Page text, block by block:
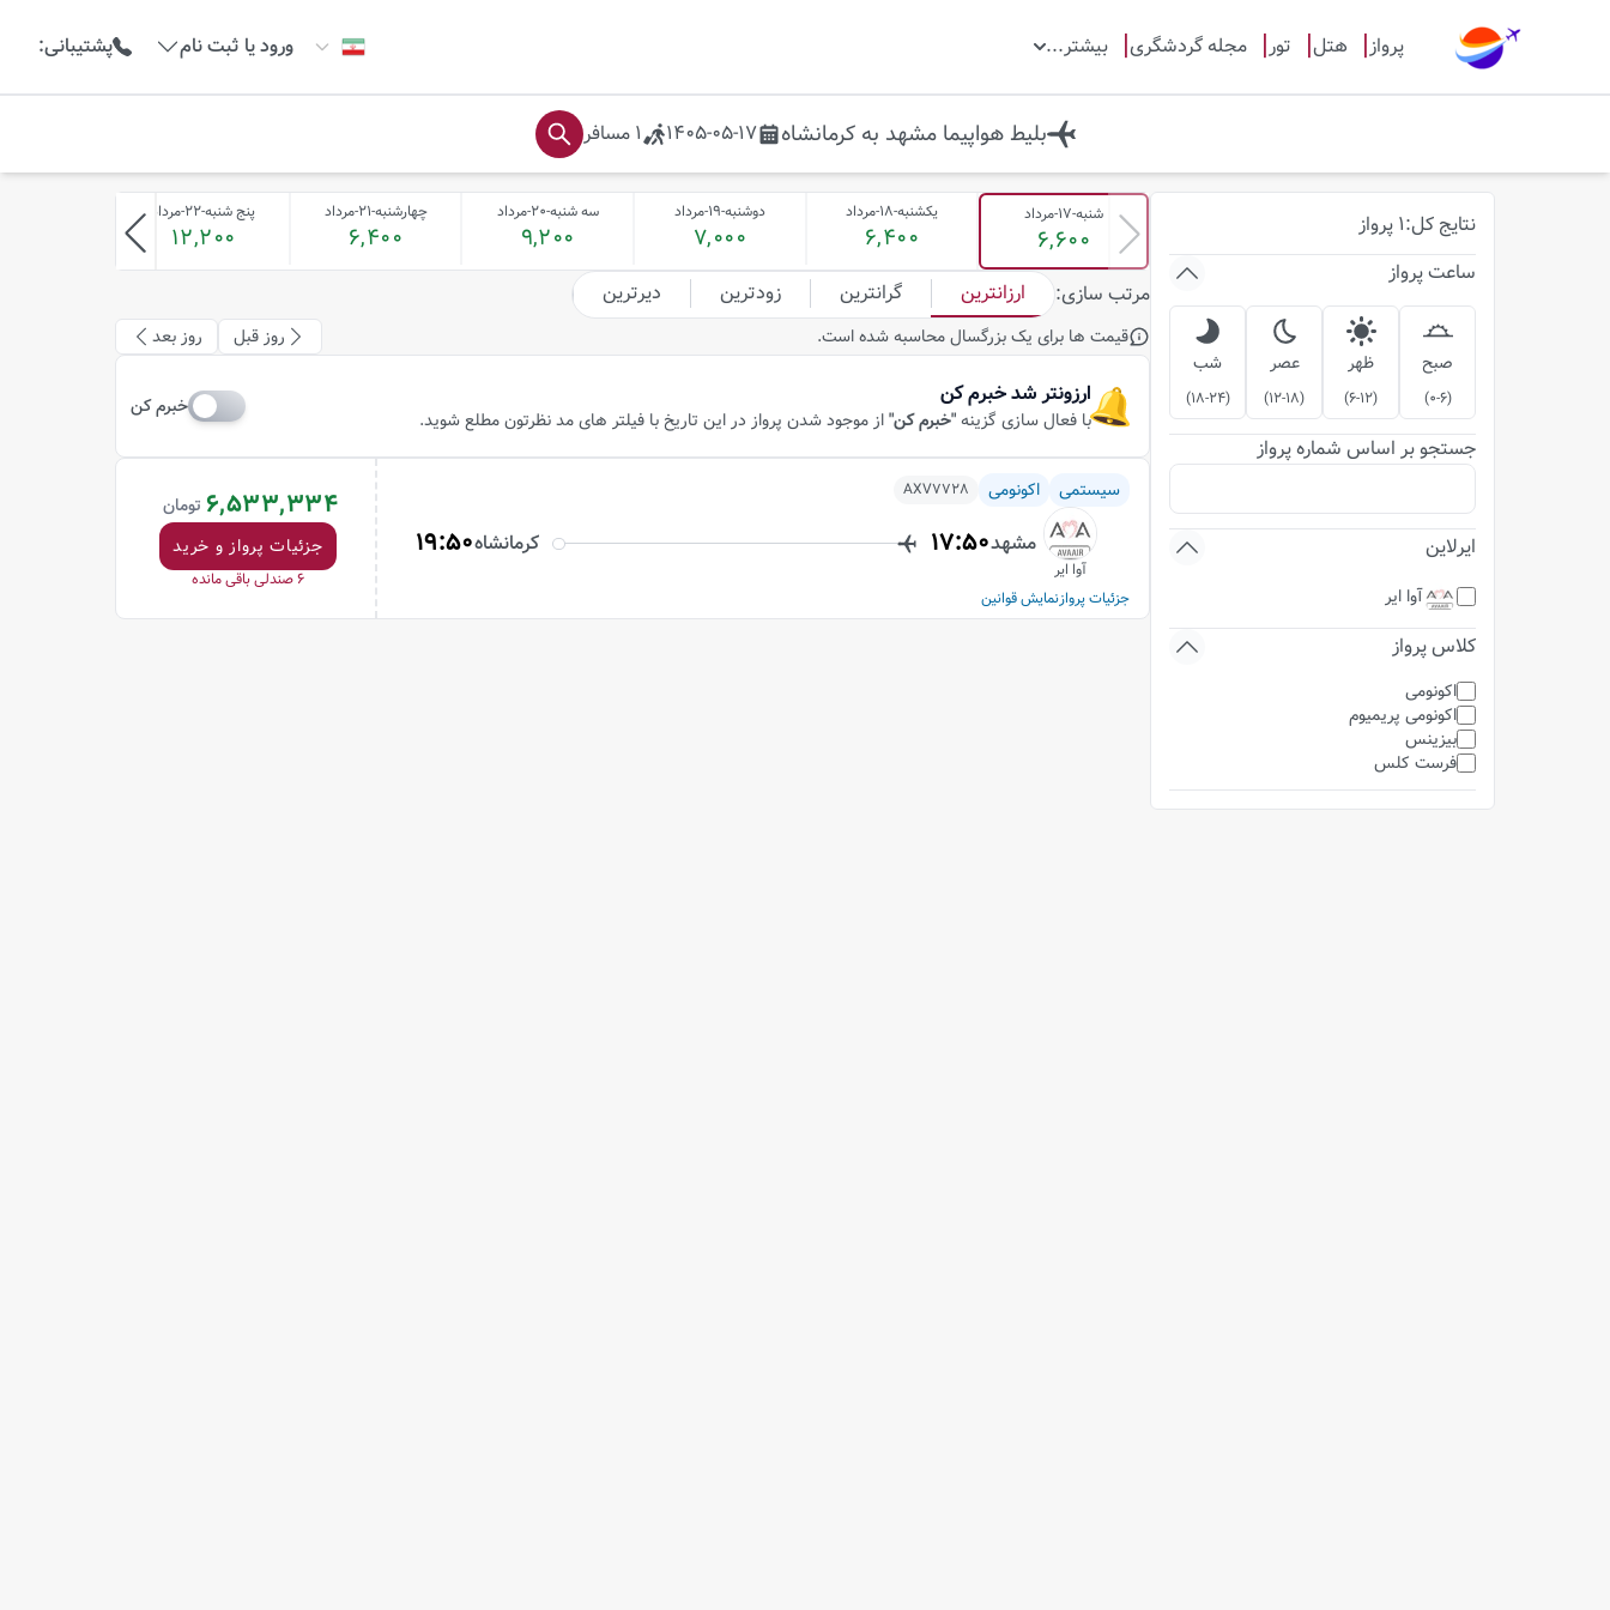
پرواز هتل تور مجله گردشگری بیشتر... ورود یا ثبت نام پشتیبانی:
بلیط هواپیما مشهد به کرمانشاه 1405-05-17
1 مسافر
نتایج کل:
1 پرواز
ساعت پرواز
صبح
(
0-6
)
ظهر
(
6-12
)
عصر
(
12-18
)
شب
(
18-24
)
جستجو بر اساس شماره پرواز
ایرلاین
آوا ایر
کلاس پرواز
اکونومی
اکونومی پریمیوم
بیزینس
فرست کلس
شنبه-17-مرداد
6,600
یکشنبه-18-مرداد
6,400
دوشنبه-19-مرداد
7,000
سه شنبه-20-مرداد
9,200
چهارشنبه-21-مرداد
6,400
پنج شنبه-22-مرداد
12,200
مرتب سازی: ارزانترین گرانترین زودترین دیرترین
قیمت ها برای یک بزرگسال محاسبه شده است. روز قبل روز بعد
ارزونتر شد خبرم کن
با فعال سازی گزینه"خبرم کن"از موجود شدن پرواز در این تاریخ با فیلتر های مد نظرتون مطلع شوید.
خبرم کن
سیستمی اکونومی AXV7728
آوا ایر
مشهد17:50 کرمانشاه19:50
جزئیات پروازنمایش قوانین
6,533,334 تومان
جزئیات پرواز و خرید
6صندلی باقی مانده